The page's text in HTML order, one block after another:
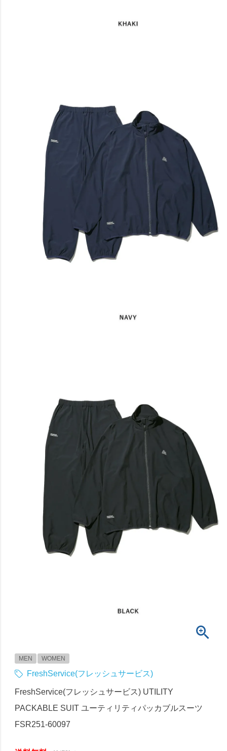
MEN WOMEN
FreshService(フレッシュサービス)
FreshService(フレッシュサービス) UTILITY
PACKABLE SUIT ユーティリティパッカブルスーツ
FSR251-60097